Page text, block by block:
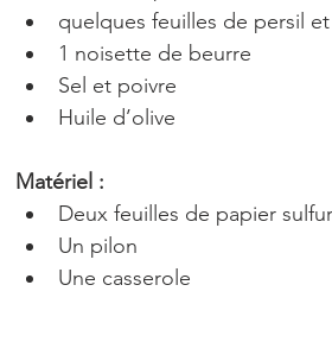
quelques feuilles de persil
1 noisette de beurre
Sel et poivre
Huile d’olive
Matériel :
Deux feuilles de papier
Un pilon
Une casserole